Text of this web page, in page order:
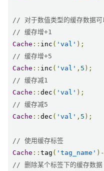
// 对于数值类型的缓存数据可
// 缓存增+1
Cache :: inc ( 'val' );
// 缓存增+5
Cache :: inc ( 'val' , 5 );
// 缓存减1
Cache :: dec ( 'val' );
// 缓存减5
Cache :: dec ( 'val' , 5 );
// 使用缓存标签
Cache :: tag ( 'tag_name'
// 删除某个标签下的缓存数据